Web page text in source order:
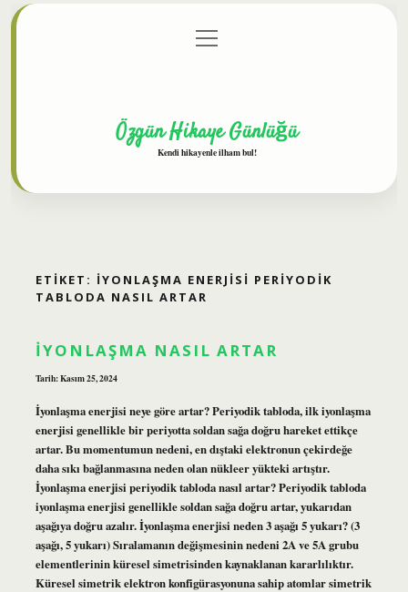
Gizlilik Politikası
menüyü
aç
Özgün Hikaye Günlüğü
Kendi hikayenle ilham bul!
ETIKET: İYONLAŞMA ENERJISI PERIYODIK
TABLODA NASIL ARTAR
İYONLAŞMA NASIL ARTAR
Tarih: Kasım 25, 2024
İyonlaşma enerjisi neye göre artar? Periyodik tabloda, ilk iyonlaşma
enerjisi genellikle bir periyotta soldan sağa doğru hareket ettikçe
artar. Bu momentumun nedeni, en dıştaki elektronun çekirdeğe
daha sıkı bağlanmasına neden olan nükleer yükteki artıştır.
İyonlaşma enerjisi periyodik tabloda nasıl artar? Periyodik tabloda
iyonlaşma enerjisi genellikle soldan sağa doğru artar, yukarıdan
aşağıya doğru azalır. İyonlaşma enerjisi neden 3 aşağı 5 yukarı? (3
aşağı, 5 yukarı) Sıralamanın değişmesinin nedeni 2A ve 5A grubu
elementlerinin küresel simetrisinden kaynaklanan kararlılıktır.
Küresel simetrik elektron konfigürasyonuna sahip atomlar simetrik